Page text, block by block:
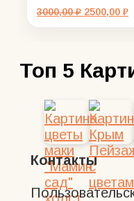
3000,00₽ 2500,00 ₽
Топ 5
Контакты